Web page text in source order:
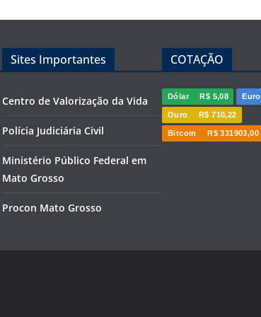
Sites Importantes
Centro de Valorização da Vida
Polícia Judiciária Civil
Ministério Público Federal em
Mato Grosso
Procon Mato Grosso
COTAÇÃO
Dólar R$ 5,08 Euro
Ouro R$ 710,22
Bitcoin R$ 331903,00